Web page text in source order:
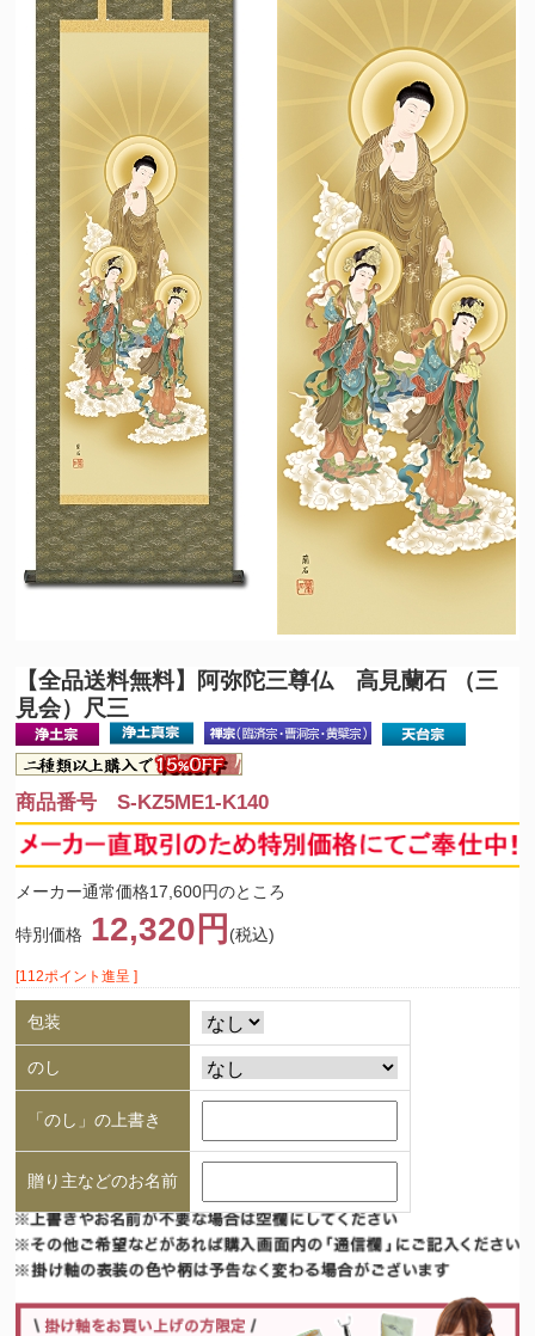
【全品送料無料】
阿弥陀三尊仏 高見蘭石 （三
見会）尺三
商品番号 S-KZ5ME1-K140
メーカー通常価格17,600円のところ
特別価格 12,320円 (税込)
[112ポイント進呈 ]
包装
のし
「のし」の上書き
贈り主などのお名前